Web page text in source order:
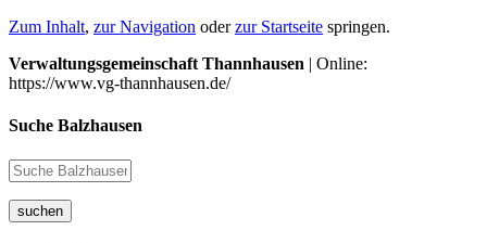
Zum Inhalt, zur Navigation oderzur Startseite springen.
Verwaltungsgemeinschaft Thannhausen | Online:
https://www.vg-thannhausen.de/
Suche Balzhausen
suchen